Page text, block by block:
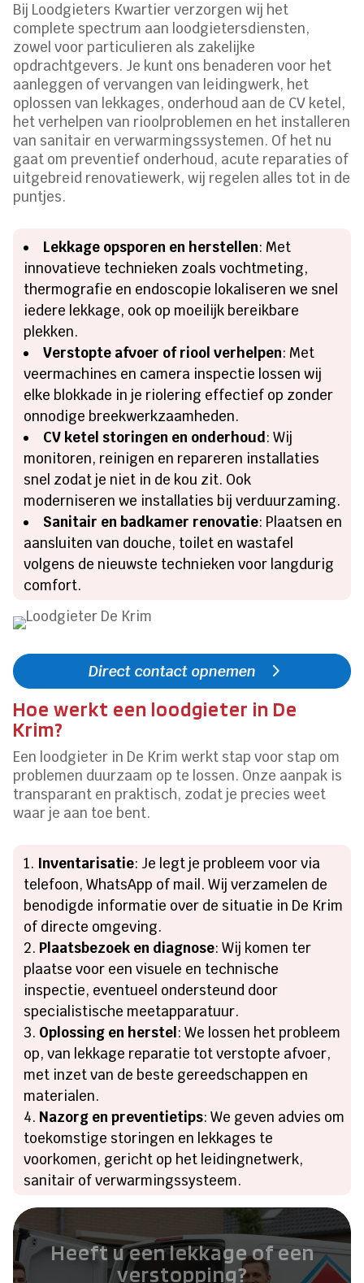
Bij Loodgieters Kwartier verzorgen wij het
complete spectrum aan loodgietersdiensten,
zowel voor particulieren als zakelijke
opdrachtgevers. Je kunt ons benaderen voor het
aanleggen of vervangen van leidingwerk, het
oplossen van lekkages, onderhoud aan de CV ketel,
het verhelpen van rioolproblemen en het installeren
van sanitair en verwarmingssystemen. Of het nu
gaat om preventief onderhoud, acute reparaties of
uitgebreid renovatiewerk, wij regelen alles tot in de
puntjes.
Lekkage opsporen en herstellen: Met
innovatieve technieken zoals vochtmeting,
thermografie en endoscopie lokaliseren we snel
iedere lekkage, ook op moeilijk bereikbare
plekken.
Verstopte afvoer of riool verhelpen: Met
veermachines en camera inspectie lossen wij
elke blokkade in je riolering effectief op zonder
onnodige breekwerkzaamheden.
CV ketel storingen en onderhoud: Wij
monitoren, reinigen en repareren installaties
snel zodat je niet in de kou zit. Ook
moderniseren we installaties bij verduurzaming.
Sanitair en badkamer renovatie: Plaatsen en
aansluiten van douche, toilet en wastafel
volgens de nieuwste technieken voor langdurig
comfort.
Direct contact opnemen
Hoe werkt een loodgieter in De
Krim?
Een loodgieter in De Krim werkt stap voor stap om
problemen duurzaam op te lossen. Onze aanpak is
transparant en praktisch, zodat je precies weet
waar je aan toe bent.
Inventarisatie: Je legt je probleem voor via
telefoon, WhatsApp of mail. Wij verzamelen de
benodigde informatie over de situatie in De Krim
of directe omgeving.
Plaatsbezoek en diagnose: Wij komen ter
plaatse voor een visuele en technische
inspectie, eventueel ondersteund door
specialistische meetapparatuur.
Oplossing en herstel : We lossen het probleem
op, van lekkage reparatie tot verstopte afvoer,
met inzet van de beste gereedschappen en
materialen.
Nazorg en preventietips: We geven advies om
toekomstige storingen en lekkages te
voorkomen, gericht op het leidingnetwerk,
sanitair of verwarmingssysteem.
Heeft u een lekkage of een
verstopping?